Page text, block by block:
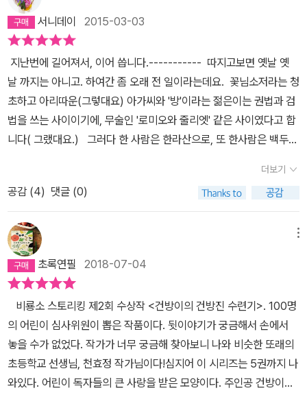
뜨리게 된다,,, 이 책은 비룡소에서 주최한 제2회 스토리킹에서 수상
을 한 작품이다. 스토리킹 대회는 초등학생 100명의 어린이가 직접
읽고 수상작을 선택하는 대회이다. 어린이들이 직접 투표를 하는 것
이라 아이들의 눈높이에서 정말 재미있는 작품을 고를 수 있다는 작
품이 있다. 그래서 동화에서 흔히 나타나는 교훈적인 요소는 낮은 편
이다. 그리고 현재 어린이들이 재미있어 하는 관심사도 알 수 있다는
장점이 있다. 스토리킹 대회에서 뽑힌 작품들을 살펴보면, 대체로 마
술이나 마법, 방귀, 무술, 추리 등이라 할 수 있다. 이러한 요소들 중에
서 이 책은 어린이의 무술 수련기라고 할 수 있다. 무술이나 권법 등에
대해 아이들이 충분히 재미있어 할만한 부분을 찾을 수 있었다. 그렇
판되는 이유라고 할 수 있다. 그래서 건방이가 정말 권법, 검법 등의
모든 무술을 통달해 갈 수 있는 건지 어린이들의 궁금함을 채워줄 수
있는 것이다. 이 책에서 나오는 등장인물들도 착하고 정의롭기만 한
것이 아니라 다양한 성격을 가진 캐릭터의 특징을 가지고 있어서 아
이들이 재미있게 읽을 수 있을 것이라는 생각이 들었다. 건방이는 평
소에 오방도사를 무시하면서도 할아버지가 좋아하는 음식을 집에 갖
춰 놓고 잘 모시고 있는 아이이다. 오방도사도 건방이를 부려먹는 철
부지 할아버지 같으면서도 착실하게 건방의 수련을 돕고 있다. 이 외
에도 예쁘지만 불같은 백초아, 오방도사와 인연을 맺은 적이 있는 설
서니데이 2015-03-03
지난번에 길어져서, 이어 씁니다.----------- 따지고보면 옛날 옛
날 까지는 아니고. 하여간 좀 오래 전 일이라는데요. 꽃님소저라는 청
초하고 아리따운(그렇대요) 아가씨와 '방'이라는 젊은이는 권법과 검
법을 쓰는 사이이기에, 무술인 '로미오와 줄리엣' 같은 사이였다고 합
니다( 그랬대요.) 그러다 한 사람은 한라산으로, 또 한사람은 백두산
게 회상하는 사부와, 계속 들으면 1박 2일도 모자라니 상추쌈으로 입
을 막는 제자는 같은 밥상에서 밥을 먹으면서도 서로 다른 생각에 빠
져있습니다. 사부는 첫사랑에, 제자는 첫 도전자에. 우리 학교에 전
학온 ' 연검을 쓰는 포악한 기집애'를 어떻게 이길 것인지 묻자, 사부
님 말씀하시길, '간겨그을 주디 마.' 수석술에 이어 수검술을 익히면
되는 것 같긴 한데, 전설의 기술이라 사부의 사부도 못했다는데, 그걸
어떻게 해요. 아니지, 나는 권법천재니까 가능할지도.^^ 사부님도 한
순간 네가 수검술을 익혔을 거라고 생각했으나, 그건 그냥 금이간 벽
돌이었을 거라고 견해를 바꾸면서, '하나를 가르치면 둘을 까먹는 너
처럼 자질없는 놈도 살다살다 처음이라는' 진심을 보여주셨습니다.
그런데, 여기서 든 생각, 사부님이 이십 여년 전의 첫사랑이라고 했
는데, 그럼 이십 년 만에 할아버지가 된 거잖아요. 아니면 매끼마다 어
더보기
공감 (4) 댓글 (0)
초록연필 2018-07-04
비룡소 스토리킹 제2회 수상작 <건방이의 건방진 수련기>. 100명
의 어린이 심사위원이 뽑은 작품이다. 뒷이야기가 궁금해서 손에서
놓을 수가 없었다. 작가가 너무 궁금해 찾아보니 나와 비슷한 또래의
초등학교 선생님, 천효정 작가님이다!심지어 이 시리즈는 5권까지 나
와있다. 어린이 독자들의 큰 사랑을 받은 모양이다. 주인공 건방이와